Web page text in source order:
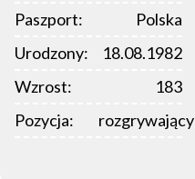
Paszport:
Polska
Urodzony:
18.08.1982
Wzrost:
183
Pozycja:
rozgrywający